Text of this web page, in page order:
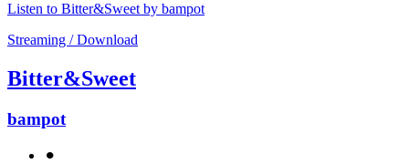
Listen to Bitter&Sweet by bampot
Streaming / Download
Bitter&Sweet
bampot
⚫︎